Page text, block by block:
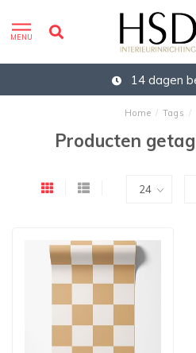
MENU
14 dagen
Home / Tags /
Producten